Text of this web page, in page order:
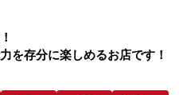
を存分に楽しめるお店です！